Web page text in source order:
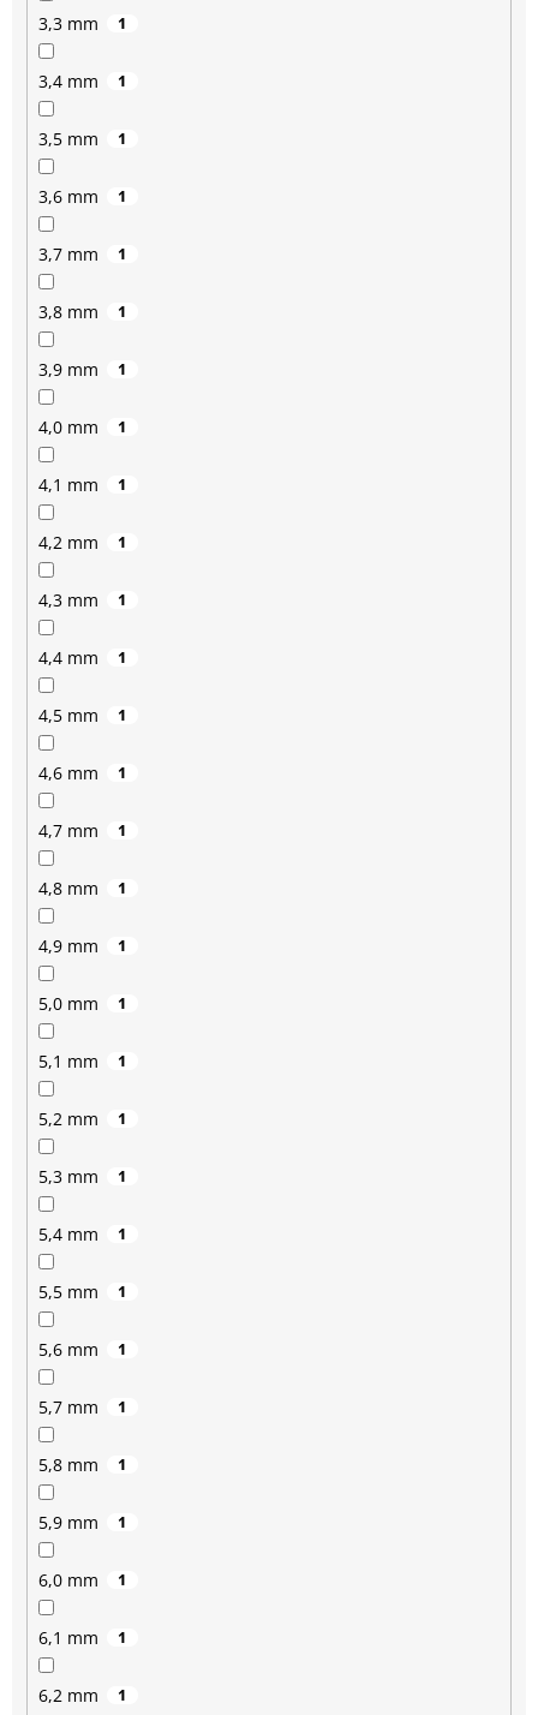
3,3 mm 1
3,4 mm 1
3,5 mm 1
3,6 mm 1
3,7 mm 1
3,8 mm 1
3,9 mm 1
4,0 mm 1
4,1 mm 1
4,2 mm 1
4,3 mm 1
4,4 mm 1
4,5 mm 1
4,6 mm 1
4,7 mm 1
4,8 mm 1
4,9 mm 1
5,0 mm 1
5,1 mm 1
5,2 mm 1
5,3 mm 1
5,4 mm 1
5,5 mm 1
5,6 mm 1
5,7 mm 1
5,8 mm 1
5,9 mm 1
6,0 mm 1
6,1 mm 1
6,2 mm 1